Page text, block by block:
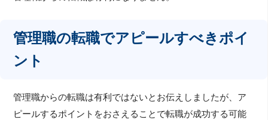
管理職の転職でアピールすべきポイ
ント
管理職からの転職は有利ではないとお伝えしましたが、ア
ピールするポイントをおさえることで転職が成功する可能